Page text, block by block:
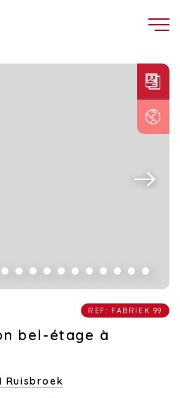
REF: FABRIEK 99
bel-étage à
Ruisbroek